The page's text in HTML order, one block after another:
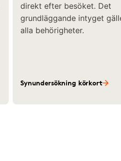
direkt efter besöket. Det
grundläggande intyget
alla behörigheter.
Synundersökning körkort